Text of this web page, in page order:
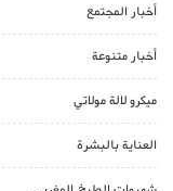
أخبار المجتمع
أخبار متنوعة
ميكرو لالة مولاتي
العناية بالبشرة